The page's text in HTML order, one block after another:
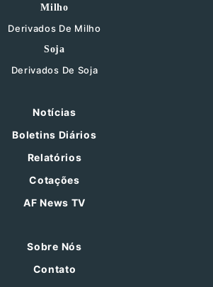
Milho
Derivados De Milho
Soja
Derivados De Soja
Notícias
Boletins Diários
Relatórios
Cotações
AF News TV
Sobre Nós
Contato